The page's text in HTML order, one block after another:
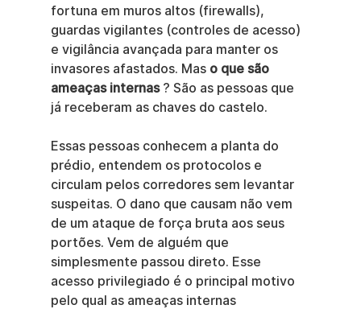
fortuna em muros altos (firewalls),
guardas vigilantes (controles de acesso)
e vigilância avançada para manter os
invasores afastados. Mas o que são
ameaças internas ? São as pessoas que
já receberam as chaves do castelo.
Essas pessoas conhecem a planta do
prédio, entendem os protocolos e
circulam pelos corredores sem levantar
suspeitas. O dano que causam não vem
de um ataque de força bruta aos seus
portões. Vem de alguém que
simplesmente passou direto. Esse
acesso privilegiado é o principal motivo
pelo qual as ameaças internas